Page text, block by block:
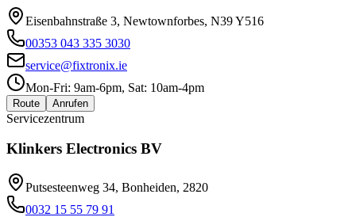
Eisenbahnstraße 3, Newtownforbes, N39 Y516
00353 043 335 3030
service@fixtronix.ie
Mon-Fri: 9am-6pm, Sat: 10am-4pm
Route Anrufen
Servicezentrum
Klinkers Electronics BV
Putsesteenweg 34, Bonheiden, 2820
0032 15 55 79 91